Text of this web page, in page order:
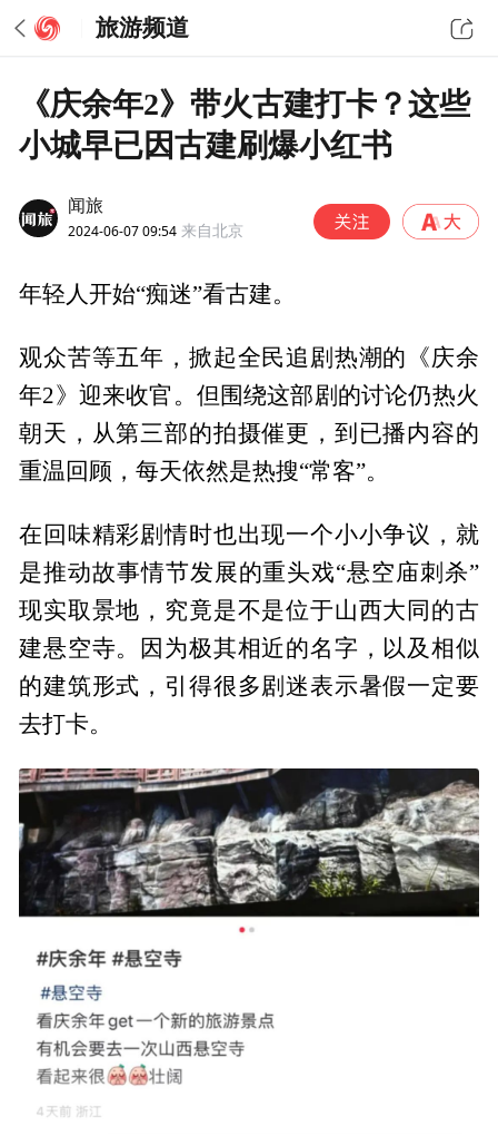
旅游频道
《庆余年2》带火古建打卡？这些
小城早已因古建刷爆小红书
闻旅
2024-06-07 09:54 来自北京
年轻人开始“痴迷”看古建。
观众苦等五年，掀起全民追剧热潮的《庆余
年2》迎来收官。但围绕这部剧的讨论仍热火
朝天，从第三部的拍摄催更，到已播内容的
重温回顾，每天依然是热搜“常客”。
在回味精彩剧情时也出现一个小小争议，就
是推动故事情节发展的重头戏“悬空庙刺杀”
现实取景地，究竟是不是位于山西大同的古
建悬空寺。因为极其相近的名字，以及相似
的建筑形式，引得很多剧迷表示暑假一定要
去打卡。